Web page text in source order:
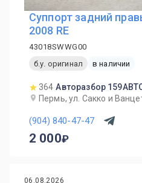
Суппорт задний
2008 RE
43018SWWG00
б.у. оригинал
в наличии
364 Авторазбор
Пермь, ул. Сакко и
(904) 840-47-47
2 000
06.08.2026